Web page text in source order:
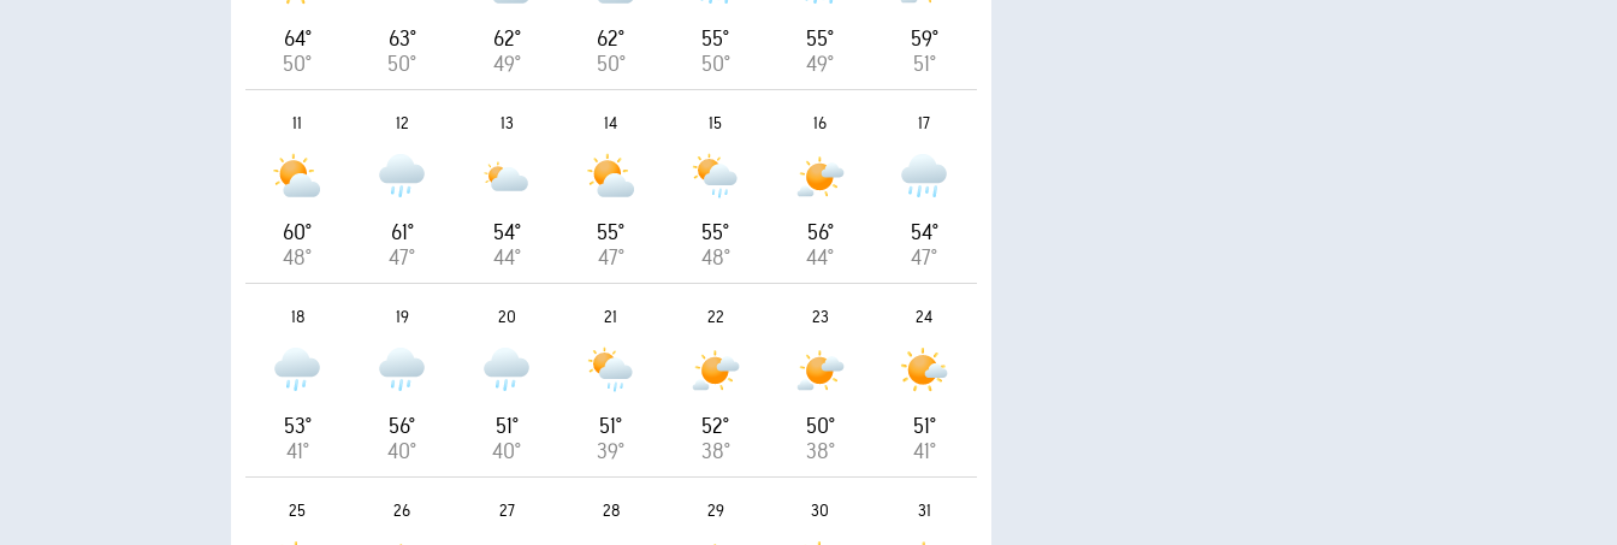
64°
50°
63°
50°
62°
49°
62°
50°
55°
50°
55°
49°
59°
51°
11
60°
48°
12
61°
47°
13
54°
44°
14
55°
47°
15
55°
48°
16
56°
44°
17
54°
47°
18
53°
41°
19
56°
40°
20
51°
40°
21
51°
39°
22
52°
38°
23
50°
38°
24
51°
41°
25 26 27 28 29 30 31